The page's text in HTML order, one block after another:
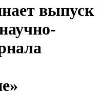
выпуск